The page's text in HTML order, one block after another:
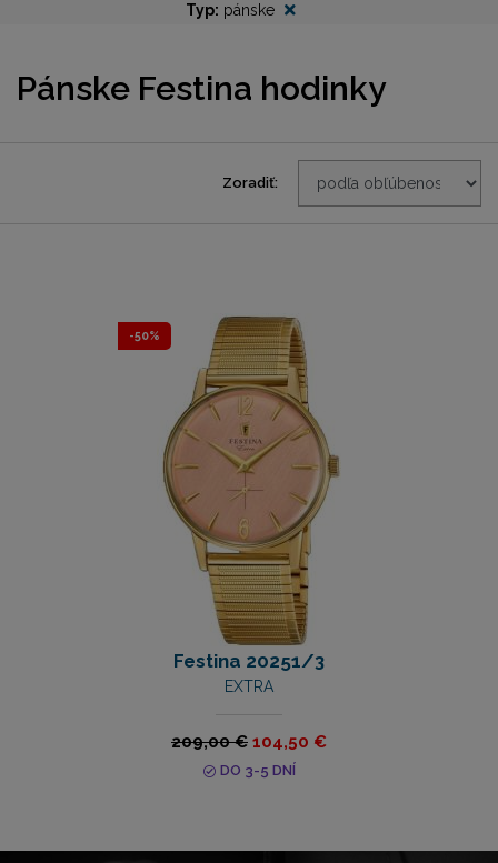
Typ: pánske
Pánske Festina hodinky
Zoradiť:
-50%
Festina 20251/3
EXTRA
209,00 € 104,50 €
DO 3-5 DNÍ